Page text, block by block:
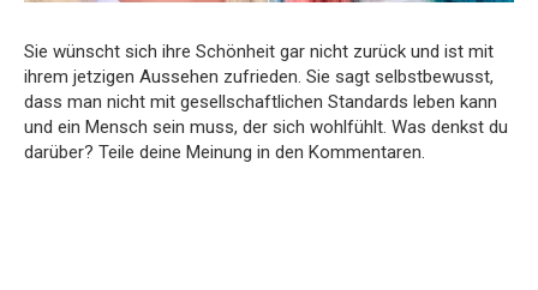
Sie wünscht sich ihre Schönheit gar nicht zurück und ist mit
ihrem jetzigen Aussehen zufrieden. Sie sagt selbstbewusst,
dass man nicht mit gesellschaftlichen Standards leben kann
und ein Mensch sein muss, der sich wohlfühlt. Was denkst du
darüber? Teile deine Meinung in den Kommentaren.